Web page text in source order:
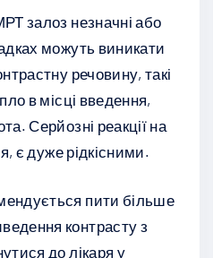
залоз незначні або
можуть виникати
речовину, такі
в місці введення,
Серйозні реакції на
є дуже рідкісними.
пити більше
контрасту з
до лікаря у